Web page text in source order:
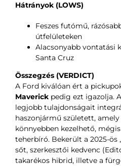
Hátrányok (LOWS)
Feszes futómű,
útfelületeken
Alacsonyabb vontatási
Santa Cruz
Összegzés (VERDICT)
A Ford kiválóan ért a
Maverickpedig ezt igazolja.
legjobb tulajdonságait
haszonjármű született,
könnyebben kezelhető,
teherbíró. Bekerült a 2025-ös
sőt, szerkesztői kedvenc
takarékos hibrid, illetve a